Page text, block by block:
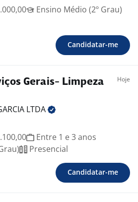
Ensino Médio (2º Grau)
Candidatar-me
Gerais- Limpeza
Hoje
LTDA
Entre 1 e 3 anos
Presencial
Candidatar-me